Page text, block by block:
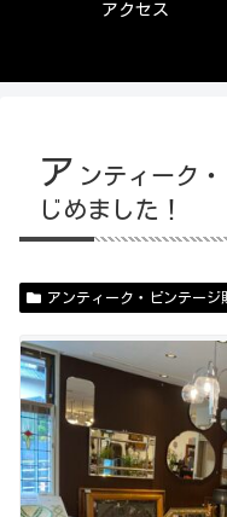
アクセス
ア ンティーク
じめました！
アンティーク・ビンテージ